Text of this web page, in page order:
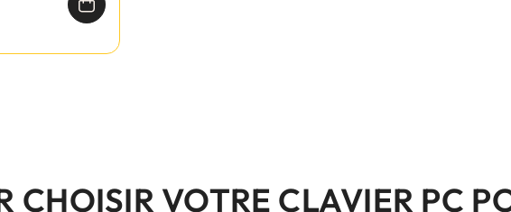
CHOISIR VOTRE CLAVIER PC